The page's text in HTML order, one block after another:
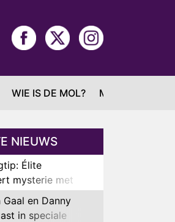
WIE IS DE MOL? MAFS
NIEUWS
Élite
mysterie met
Gaal en Danny
in speciale